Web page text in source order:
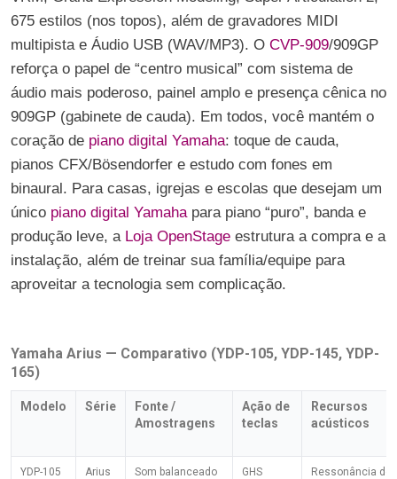
675 estilos (nos topos), além de gravadores MIDI
multipista e Áudio USB (WAV/MP3). O CVP-909/909GP
reforça o papel de “centro musical” com sistema de
áudio mais poderoso, painel amplo e presença cênica no
909GP (gabinete de cauda). Em todos, você mantém o
coração de piano digital Yamaha: toque de cauda,
pianos CFX/Bösendorfer e estudo com fones em
binaural. Para casas, igrejas e escolas que desejam um
único piano digital Yamahapara piano “puro”, banda e
produção leve, aLoja OpenStage estrutura a compra e a
instalação, além de treinar sua família/equipe para
aproveitar a tecnologia sem complicação.
Yamaha Arius — Comparativo (YDP-105, YDP-145, YDP-
165)
Modelo Série
Fonte /
Amostragens
Ação de
teclas
Recursos
acústicos
YDP-105 Arius
Som balanceado
GHS
Ressonância do